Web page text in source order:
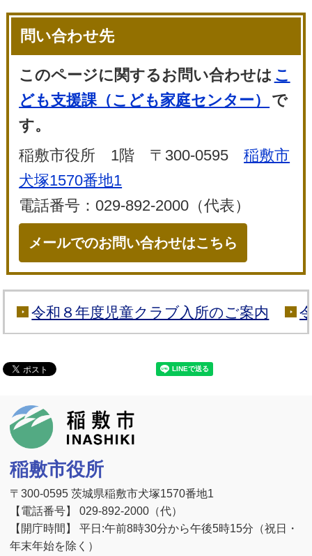
問い合わせ先
このページに関するお問い合わせは こ
ども支援課（こども家庭センター）
で
す。
稲敷市役所 1階 〒300-0595稲敷市
犬塚1570番地1
電話番号：029-892-2000（代表）
メールでのお問い合わせはこちら
令和８年度児童クラブ入所のご案内
稲敷市役所
〒300-0595 茨城県稲敷市犬塚1570番地1
【電話番号】 029-892-2000（代）
【開庁時間】 平日:午前8時30分から午後5時15分（祝日・
年末年始を除く）